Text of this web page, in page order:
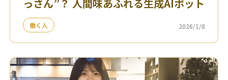
っさん”？ 人間味あふれる生成AIボット
働く人 2026/1/8